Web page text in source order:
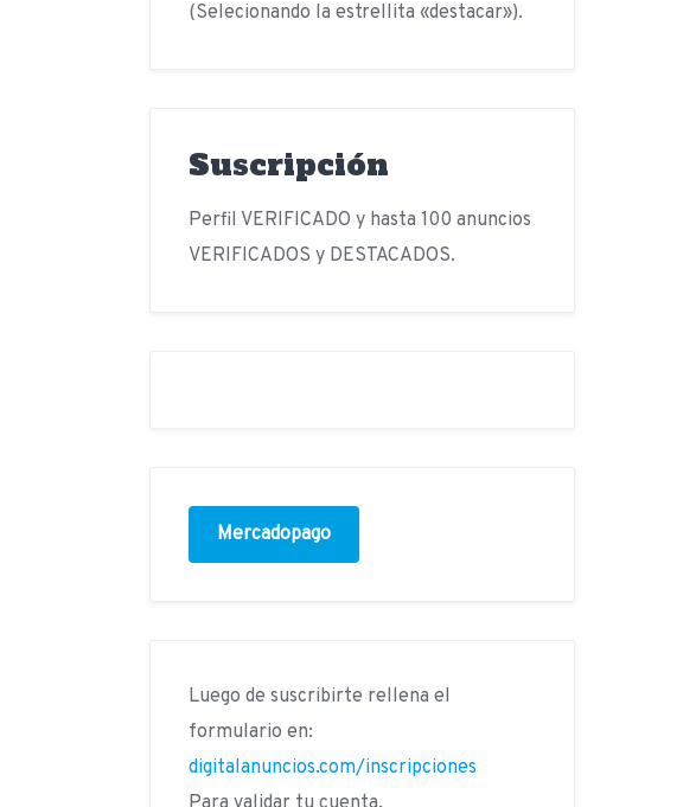
(Selecionando la estrellita «destacar»).
Suscripción
Perfil VERIFICADO y hasta 100 anuncios
VERIFICADOS y DESTACADOS.
Mercadopago
Luego de suscribirte rellena el
formulario en:
digitalanuncios.com/inscripciones